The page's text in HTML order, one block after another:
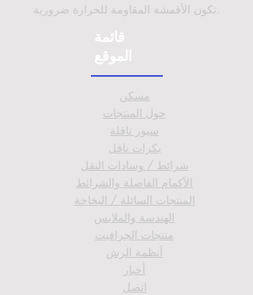
تكون الأقمشة المقاومة للحرارة ضرورية.
قائمة
الموقع
مسكن
حول المنتجات
سيور ناقلة
بكرات ناقل
شرائط / وسادات النقل
الأكمام الفاصلة والشرائط
المنتجات السائلة / البخاخة
الهندسة والملابس
منتجات الجرافيت
أنظمة الرش
أخبار
اتصل